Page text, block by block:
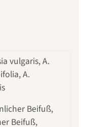
vulgaris, A.
A.
Beifuß,
Beifuß,